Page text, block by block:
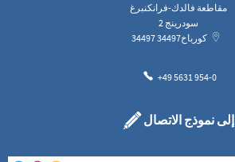
مقاطعة فالدك-فرانكنبرغ
سودرينج 2
34497
كورباخ34497
+49 5631 954-0
إلى نموذج الاتصال